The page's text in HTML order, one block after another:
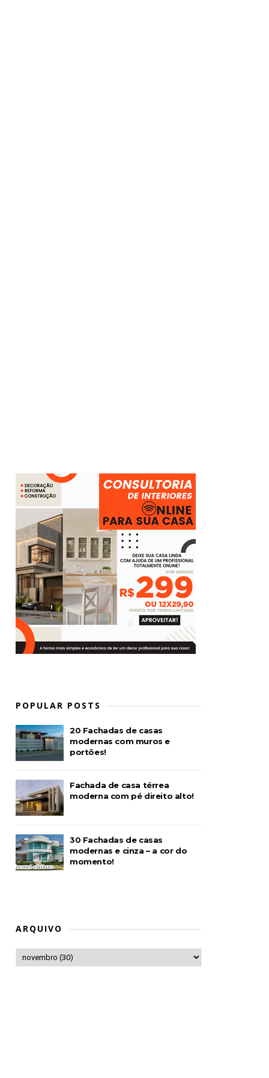
POPULAR POSTS
20 Fachadas de casas
modernas com muros e
portões!
Fachada de casa térrea
moderna com pé direito alto!
30 Fachadas de casas
modernas e cinza – a cor do
momento!
ARQUIVO